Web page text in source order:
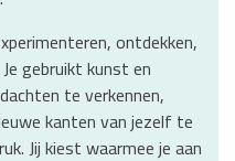
ontdekken,
gebruikt kunst en
te verkennen,
kanten van jezelf te
Jij kiest waarmee je aan